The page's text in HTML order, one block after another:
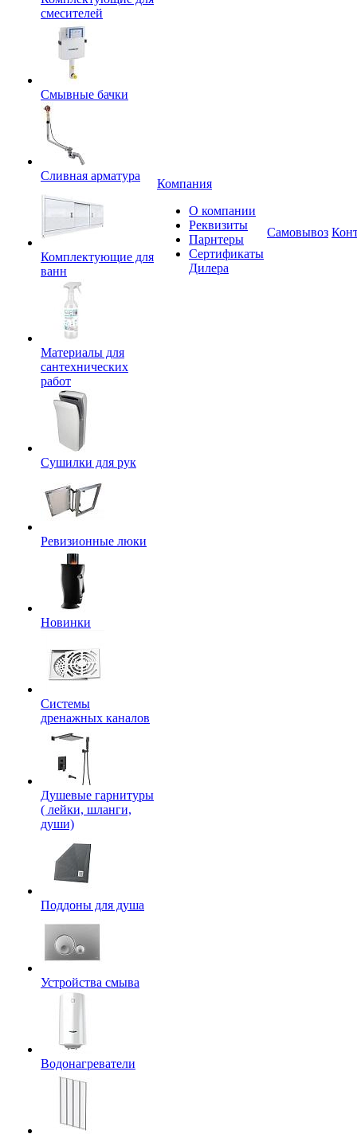
смесителей
Смывные бачки
Сливная арматура
Комплектующие для
ванн
Материалы для
сантехнических
работ
Сушилки для рук
Ревизионные люки
Новинки
Системы
дренажных каналов
Душевые гарнитуры
( лейки, шланги,
души)
Поддоны для душа
Устройства смыва
Водонагреватели
Компания
О компании
Реквизиты
Парнтеры
Сертификаты
Дилера
Самовывоз